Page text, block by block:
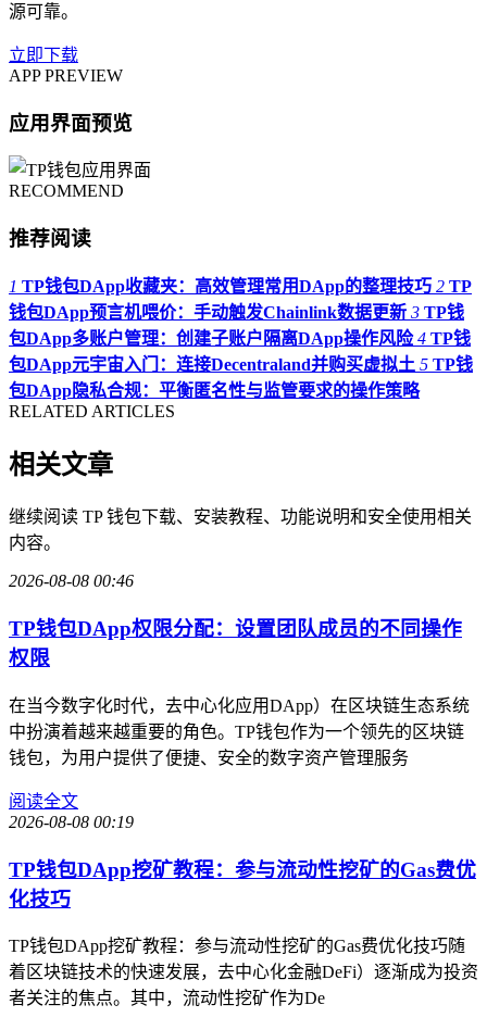
源可靠。
立即下载
APP PREVIEW
应用界面预览
RECOMMEND
推荐阅读
1 TP钱包DApp收藏夹：高效管理常用DApp的整理技巧 2 TP
钱包DApp预言机喂价：手动触发Chainlink数据更新 3 TP钱
包DApp多账户管理：创建子账户隔离DApp操作风险 4 TP钱
包DApp元宇宙入门：连接Decentraland并购买虚拟土 5 TP钱
包DApp隐私合规：平衡匿名性与监管要求的操作策略
RELATED ARTICLES
相关文章
继续阅读 TP 钱包下载、安装教程、功能说明和安全使用相关
内容。
2026-08-08 00:46
TP钱包DApp权限分配：设置团队成员的不同操作
权限
在当今数字化时代，去中心化应用DApp）在区块链生态系统
中扮演着越来越重要的角色。TP钱包作为一个领先的区块链
钱包，为用户提供了便捷、安全的数字资产管理服务
阅读全文
2026-08-08 00:19
TP钱包DApp挖矿教程：参与流动性挖矿的Gas费优
化技巧
TP钱包DApp挖矿教程：参与流动性挖矿的Gas费优化技巧随
着区块链技术的快速发展，去中心化金融DeFi）逐渐成为投资
者关注的焦点。其中，流动性挖矿作为De